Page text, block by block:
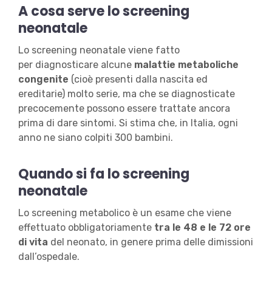
A cosa serve lo screening
neonatale
Lo screening neonatale viene fatto
per diagnosticare alcune malattie metaboliche
congenite (cioè presenti dalla nascita ed
ereditarie) molto serie, ma che se diagnosticate
precocemente possono essere trattate ancora
prima di dare sintomi. Si stima che, in Italia, ogni
anno ne siano colpiti 300 bambini.
Quando si fa lo screening
neonatale
Lo screening metabolico è un esame che viene
effettuato obbligatoriamente tra le 48 e le 72 ore
di vita del neonato, in genere prima delle dimissioni
dall’ospedale.